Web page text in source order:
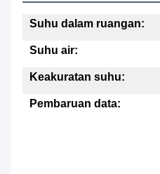
Suhu dalam ruangan:
Suhu air:
Keakuratan suhu:
Pembaruan data: